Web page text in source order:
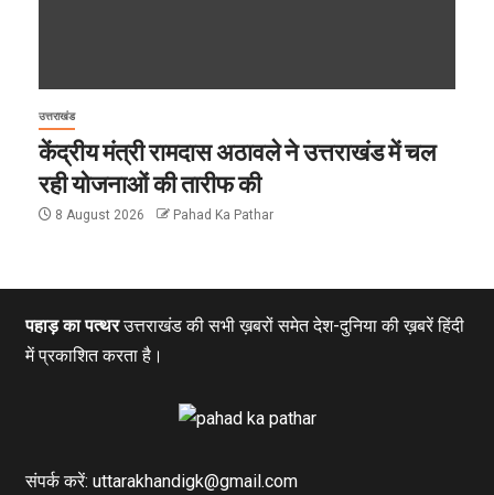
उत्तराखंड
केंद्रीय मंत्री रामदास अठावले ने उत्तराखंड में चल
रही योजनाओं की तारीफ की
8 August 2026 Pahad Ka Pathar
पहाड़ का पत्थरउत्तराखंड की सभी ख़बरों समेत देश-दुनिया की ख़बरें हिंदी
में प्रकाशित करता है।
संपर्क करें: uttarakhandigk@gmail.com